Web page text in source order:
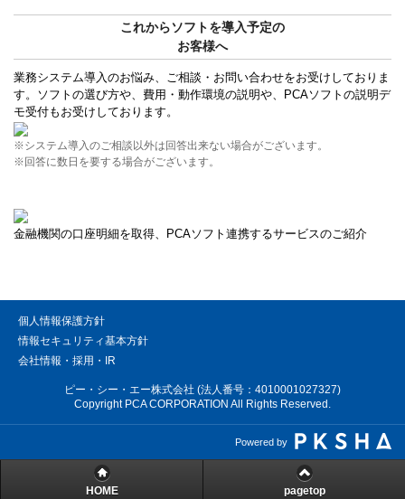
これからソフトを導入予定の
お客様へ
業務システム導入のお悩み、ご相談・お問い合わせをお受けしておりま
す。ソフトの選び方や、費用・動作環境の説明や、PCAソフトの説明デ
モ受付もお受けしております。
※システム導入のご相談以外は回答出来ない場合がございます。
※回答に数日を要する場合がございます。
金融機関の口座明細を取得、PCAソフト連携するサービスのご紹介
個人情報保護方針
情報セキュリティ基本方針
会社情報・採用・IR
ピー・シー・エー株式会社 (法人番号：4010001027327)
Copyright PCA CORPORATION All Rights Reserved.
Powered by
HOME pagetop